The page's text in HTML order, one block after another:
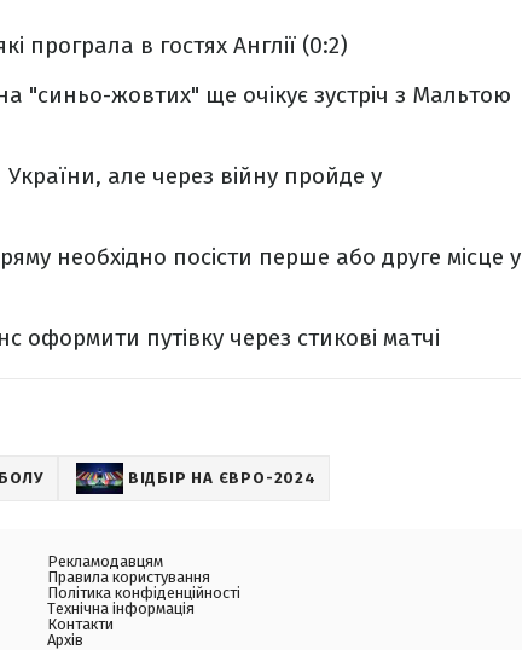
програла в гостях Англії (0:2)
"синьо-жовтих" ще очікує зустріч з Мальтою
але через війну пройде у
необхідно посісти перше або друге місце у
оформити путівку через стикові матчі
ВІДБІР НА ЄВРО-2024
Рекламодавцям
Правила користування
Політика конфіденційності
Технічна інформація
Контакти
Архів